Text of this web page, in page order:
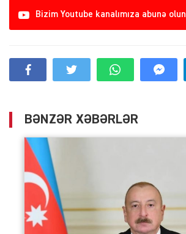
Bizim Youtube kanalımıza abunə olun
BƏNZƏR XƏBƏRLƏR